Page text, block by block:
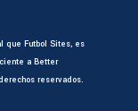
que Futbol Sites, es
a Better
reservados.